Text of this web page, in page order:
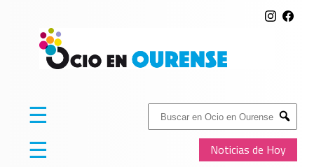
Buscar:
Submit
Noticias de Hoy
☰
☰